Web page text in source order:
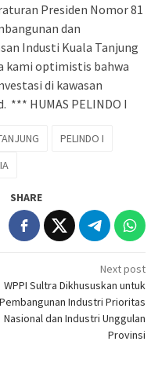
Presiden Nomor 81
dan
Industi Kuala Tanjung
kami optimistis bahwa
di kawasan
*** HUMAS PELINDO I
PELINDO I
SHARE
Next post
WPPI Sultra Dikhususkan untuk
Pembangunan Industri Prioritas
Nasional dan Industri Unggulan
Provinsi